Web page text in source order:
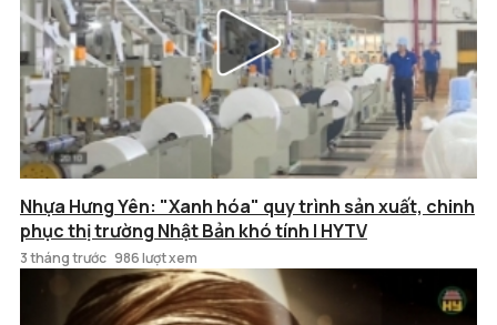
Nhựa Hưng Yên: "Xanh hóa" quy trình sản xuất, chinh
phục thị trường Nhật Bản khó tính | HYTV
3 tháng trước 986 lượt xem